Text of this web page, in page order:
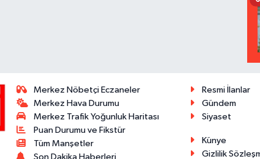
Merkez Nöbetçi Eczaneler
Merkez Hava Durumu
Merkez Trafik Yoğunluk Haritası
Puan Durumu ve Fikstür
Tüm Manşetler
Son Dakika Haberleri
Resmi İlanlar
Gündem
Siyaset
Künye
Gizlilik